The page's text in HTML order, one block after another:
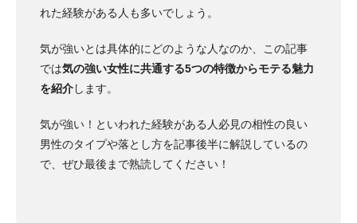
れた経験がある人も多いでしょう。
気が強いとは具体的にどのような人なのか、この記事
では気の強い女性に共通する5つの特徴からモテる魅力
を紹介します。
気が強い！といわれた経験がある人必見の相性の良い
男性のタイプや落とし方を記事後半に解説しているの
で、ぜひ最後まで熟読してください！